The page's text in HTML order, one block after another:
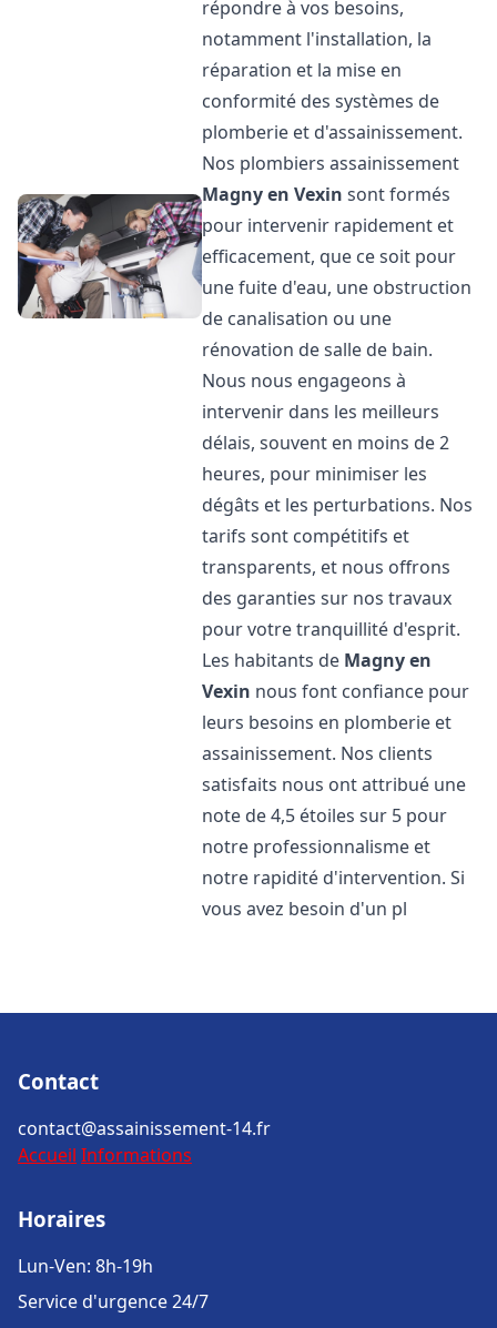
répondre à vos besoins,
notamment l'installation, la
réparation et la mise en
conformité des systèmes de
plomberie et d'assainissement.
Nos plombiers assainissement
Magny en Vexin sont formés
pour intervenir rapidement et
efficacement, que ce soit pour
une fuite d'eau, une obstruction
de canalisation ou une
rénovation de salle de bain.
Nous nous engageons à
intervenir dans les meilleurs
délais, souvent en moins de 2
heures, pour minimiser les
dégâts et les perturbations. Nos
tarifs sont compétitifs et
transparents, et nous offrons
des garanties sur nos travaux
pour votre tranquillité d'esprit.
Les habitants de Magny en
Vexin nous font confiance pour
leurs besoins en plomberie et
assainissement. Nos clients
satisfaits nous ont attribué une
note de 4,5 étoiles sur 5 pour
notre professionnalisme et
notre rapidité d'intervention. Si
vous avez besoin d'un pl
Contact
contact@assainissement-14.fr
Accueil Informations
Horaires
Lun-Ven: 8h-19h
Service d'urgence 24/7